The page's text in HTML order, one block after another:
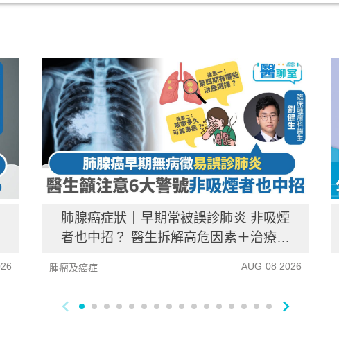
肺腺癌症狀｜早期常被誤診肺炎 非吸煙
者也中招？ 醫生拆解高危因素＋治療選
腫瘤及癌症 AUG 08 2026